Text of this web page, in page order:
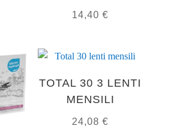
14,40€
TOTAL 30 3 LENTI
MENSILI
24,08€